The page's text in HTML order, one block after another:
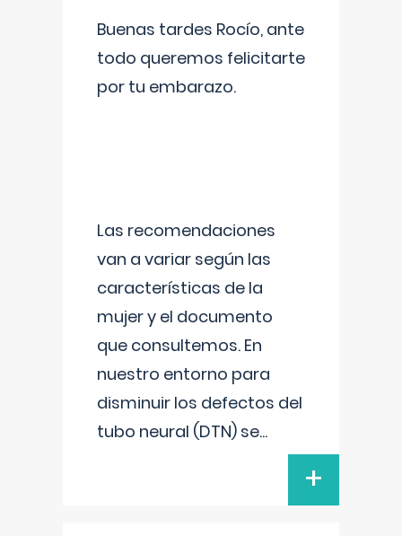
Buenas tardes Rocío, ante
todo queremos felicitarte
por tu embarazo.
Las recomendaciones
van a variar según las
características de la
mujer y el documento
que consultemos. En
nuestro entorno para
disminuir los defectos del
tubo neural (DTN) se...
+